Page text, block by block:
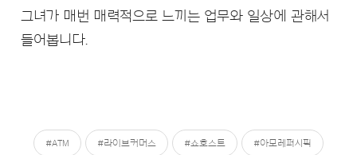
그녀가 매번 매력적으로 느끼는 업무와 일상에 관해서
들어봅니다.
#ATM #라이브커머스 #쇼호스트 #아모레퍼시픽